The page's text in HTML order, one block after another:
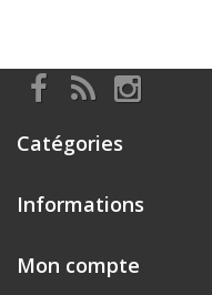
Catégories
Informations
Mon compte